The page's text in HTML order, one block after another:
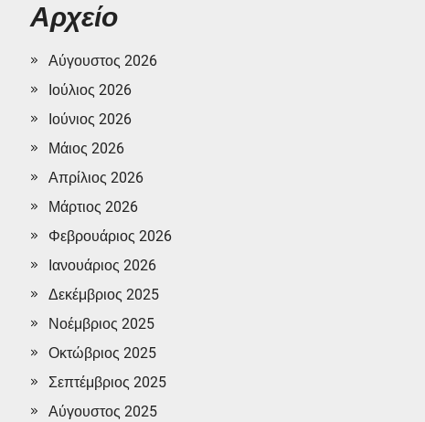
Αρχείο
Αύγουστος 2026
Ιούλιος 2026
Ιούνιος 2026
Μάιος 2026
Απρίλιος 2026
Μάρτιος 2026
Φεβρουάριος 2026
Ιανουάριος 2026
Δεκέμβριος 2025
Νοέμβριος 2025
Οκτώβριος 2025
Σεπτέμβριος 2025
Αύγουστος 2025